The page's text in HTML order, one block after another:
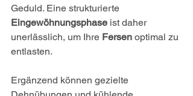
Geduld. Eine strukturierte
Eingewöhnungsphase ist daher
unerlässlich, um Ihre Fersen optimal zu
entlasten.
Ergänzend können gezielte